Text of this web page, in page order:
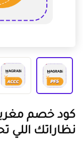
كود خصم
نظاراتك اللي